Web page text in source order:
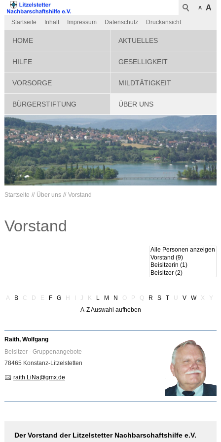
A A
Startseite Inhalt Impressum Datenschutz Druckansicht
HOME AKTUELLES
HILFE GESELLIGKEIT
VORSORGE MILDTÄTIGKEIT
BÜRGERSTIFTUNG ÜBER UNS
Startseite Über uns Vorstand
Vorstand
A B C D E F G H J K L M N O P Q R S T U V W X Y
A-Z Auswahl aufheben
Raith, Wolfgang
Beisitzer - Gruppenangebote
78465 Konstanz-Litzelstetten
raith.LiNa@gmx.de
Der Vorstand der Litzelstetter Nachbarschaftshilfe e.V.